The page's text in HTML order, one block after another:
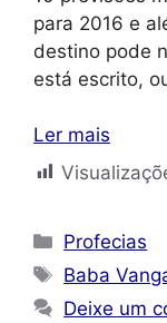
para 2016 e
destino pode
está escrito,
Ler mais
Categorias
Profecias
Tags
Baba
Deixe um